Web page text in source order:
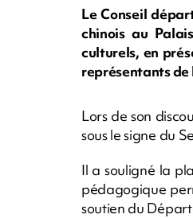
Le Conseil
chinois au
culturels, en
représentants de
Lors de son
sous le signe du
Il a souligné la
pédagogique
soutien du